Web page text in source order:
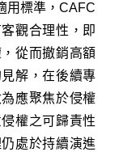
用標準，CAFC
觀合理性，即
從而撤銷高額
解，在後續專
應聚焦於侵權
權之可歸責性
處於持續演進